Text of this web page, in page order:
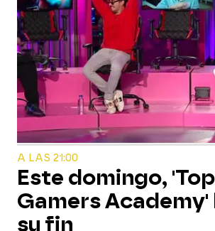
A LAS 21:00
Este domingo, 'Top
Gamers Academy'
su fin